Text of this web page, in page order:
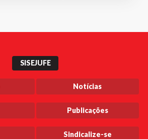
SISEJUFE
Notícias
Publicações
Sindicalize-se